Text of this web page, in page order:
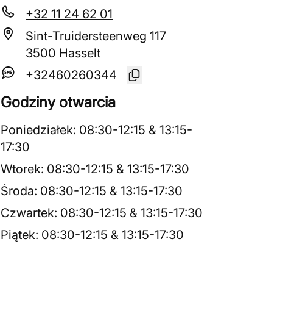
+32 11 24 62 01
Sint-Truidersteenweg 117
3500 Hasselt
+32460260344
Godziny otwarcia
Poniedziałek: 08:30-12:15 &13:15-
17:30
Wtorek: 08:30-12:15 &13:15-17:30
Środa: 08:30-12:15 &13:15-17:30
Czwartek: 08:30-12:15 &13:15-17:30
Piątek: 08:30-12:15 &13:15-17:30